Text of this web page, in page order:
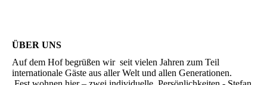
ÜBER UNS
Auf dem Hof begrüßen wir seit vielen Jahren zum Teil
internationale Gäste aus aller Welt und allen Generationen.